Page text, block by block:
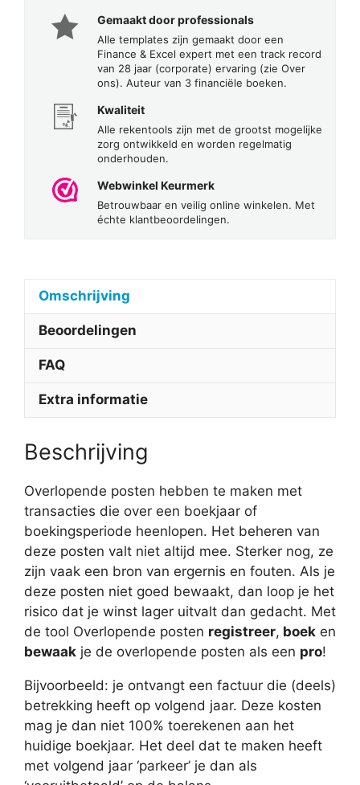
Gemaakt door professionals
Alle templates zijn gemaakt door een
Finance & Excel expert met een track record
van 28 jaar (corporate) ervaring (zie Over
ons). Auteur van 3 financiële boeken.
Kwaliteit
Alle rekentools zijn met de grootst mogelijke
zorg ontwikkeld en worden regelmatig
onderhouden.
Webwinkel Keurmerk
Betrouwbaar en veilig online winkelen. Met
échte klantbeoordelingen.
Omschrijving
Beoordelingen
FAQ
Extra informatie
Beschrijving
Overlopende posten hebben te maken met
transacties die over een boekjaar of
boekingsperiode heenlopen. Het beheren van
deze posten valt niet altijd mee. Sterker nog, ze
zijn vaak een bron van ergernis en fouten. Als je
deze posten niet goed bewaakt, dan loop je het
risico dat je winst lager uitvalt dan gedacht. Met
de tool Overlopende posten registreer, boek en
bewaak je de overlopende posten als een pro!
Bijvoorbeeld: je ontvangt een factuur die (deels)
betrekking heeft op volgend jaar. Deze kosten
mag je dan niet 100% toerekenen aan het
huidige boekjaar. Het deel dat te maken heeft
met volgend jaar ‘parkeer’ je dan als